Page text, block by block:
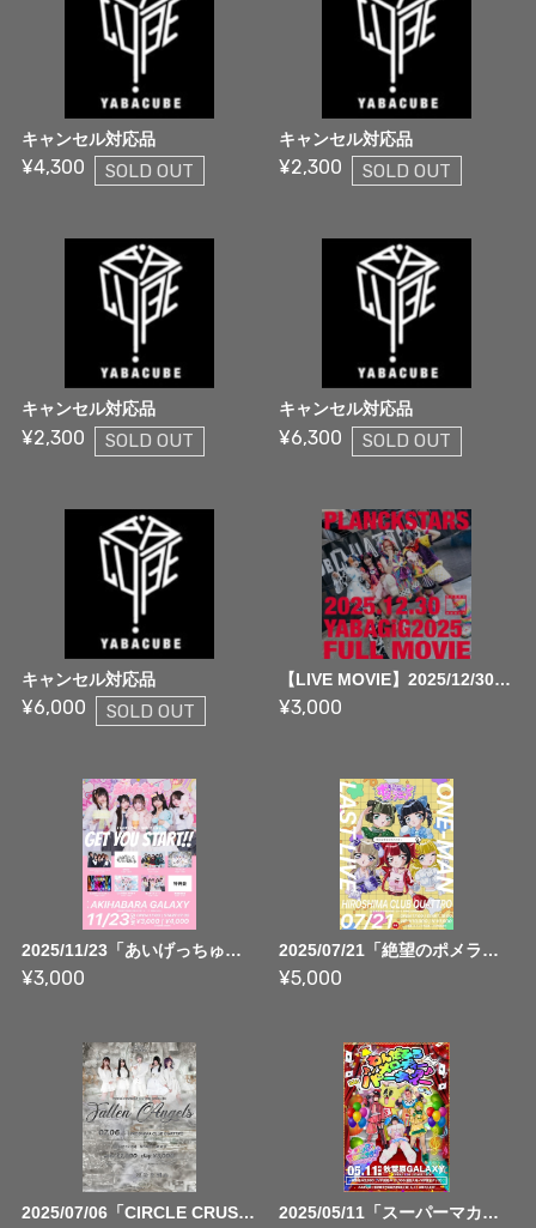
キャンセル対応品
¥4,300 SOLD OUT
キャンセル対応品
¥2,300 SOLD OUT
キャンセル対応品
¥2,300 SOLD OUT
キャンセル対応品
¥6,300 SOLD OUT
キャンセル対応品
¥6,000 SOLD OUT
【LIVE MOVIE】2025/12/30 YABAGiG2025 「プランクスターズ」LIVE FULL MOVIE
¥3,000
2025/11/23「あいげっちゅー！」Debut LIVE「GET YOU START!!」 ~ FULL MOVIE
¥3,000
2025/07/21「絶望のポメラニアン」明日は明日のポメが吹く ~ FULL MOVIE
¥5,000
2025/07/06「CIRCLE CRUSHER」2nd ONE-MAN LIVE「Fallen Angels」 ~ FULL MOVIE 2025/05/11「スーパーマカロニサラダ」わんだふるメロディパーティー ~ FULL MOVIE